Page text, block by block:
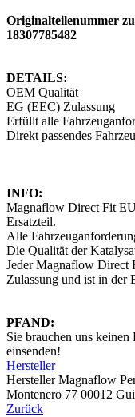
Originalteilenummer
18307785482
DETAILS:
OEM Qualität
EG (EEC) Zulassung
Erfüllt alle
Direkt passendes
INFO:
Magnaflow Direct Fit
Ersatzteil.
Alle
Die Qualität der
Jeder Magnaflow Direct
Zulassung und ist in der
PFAND:
Sie brauchen uns
einsenden!
Hersteller
Hersteller Magnaflow
Montenero 77 00012
Zurück